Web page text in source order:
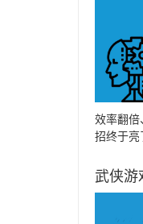
效率翻倍
招终于亮
武侠游